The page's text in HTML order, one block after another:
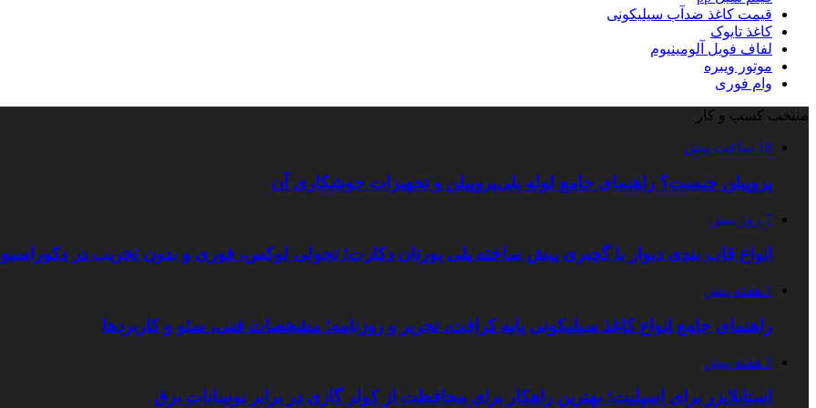
قیمت کاغذ ضدآب سیلیکونی
کاغذ تایوک
لفاف فویل آلومینیوم
موتور ویبره
وام فوری
منتخب کسب و کار
18 ساعت پیش
پروپیلن چیست؟ راهنمای جامع لوله پلی‌پروپیلن و تجهیزات جوشکاری آن
7 روز پیش
انواع قاب بندی دیوار با گچبری پیش ساخته پلی یورتان دکارت؛ تحولی لوکس، فوری و بدون تخریب در
1 هفته پیش
راهنمای جامع انواع کاغذ سیلیکونی پایه کرافت، تحریر و روزنامه؛ مشخصات فنی، سئو و کاربردها
3 هفته پیش
استابلایزر برای اسپلیت؛ بهترین راهکار برای محافظت از کولر گازی در برابر نوسانات برق